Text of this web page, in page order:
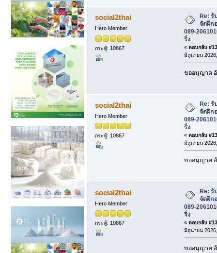
social2thai
Hero Member
กระทู้: 10867
Re: รั
จัดฝึก
089-
ริ่ง
« ตอบกลับ
มิถุนายน
ขออนุญาต
social2thai
Hero Member
กระทู้: 10867
Re: รั
จัดฝึก
089-
ริ่ง
« ตอบกลับ
มิถุนายน
ขออนุญาต
social2thai
Hero Member
กระทู้: 10867
Re: รั
จัดฝึก
089-
ริ่ง
« ตอบกลับ
มิถุนายน
ขออนุญาต